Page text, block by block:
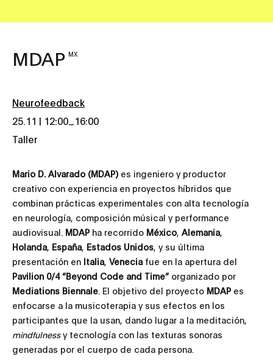
MDAP MX
Neurofeedback
25.11 | 12:00 16:00
Taller
Mario D. Alvarado (MDAP) es ingeniero y productor
creativo con experiencia en proyectos híbridos que
combinan prácticas experimentales con alta tecnología
en neurología, composición músical y performance
audiovisual. MDAP ha recorrido México, Alemania,
Holanda, España, Estados Unidos, y su última
presentación en Italia, Veneciafue en la apertura del
Pavilion 0/4 “Beyond Code and Time” organizado por
Mediations Biennale. El objetivo del proyecto MDAP es
enfocarse a la musicoterapia y sus efectos en los
participantes que la usan, dando lugar a la meditación,
mindfulnessy tecnología con las texturas sonoras
generadas por el cuerpo de cada persona.